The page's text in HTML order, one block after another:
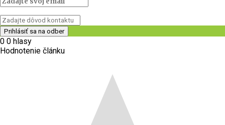
0 0 hlasy
Hodnotenie článku